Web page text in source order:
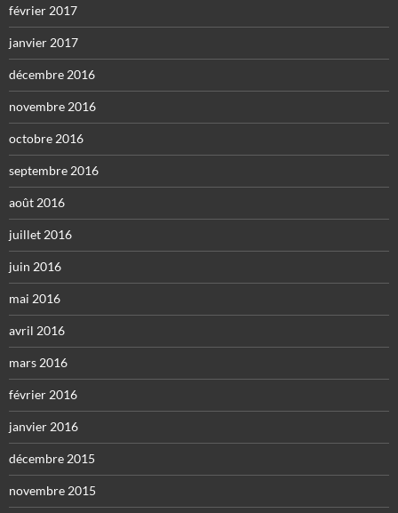
février 2017
janvier 2017
décembre 2016
novembre 2016
octobre 2016
septembre 2016
août 2016
juillet 2016
juin 2016
mai 2016
avril 2016
mars 2016
février 2016
janvier 2016
décembre 2015
novembre 2015